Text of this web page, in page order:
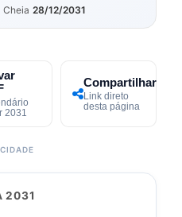
Cheia 28/12/2031
2031
Compartilhar
Link direto
desta página
2031